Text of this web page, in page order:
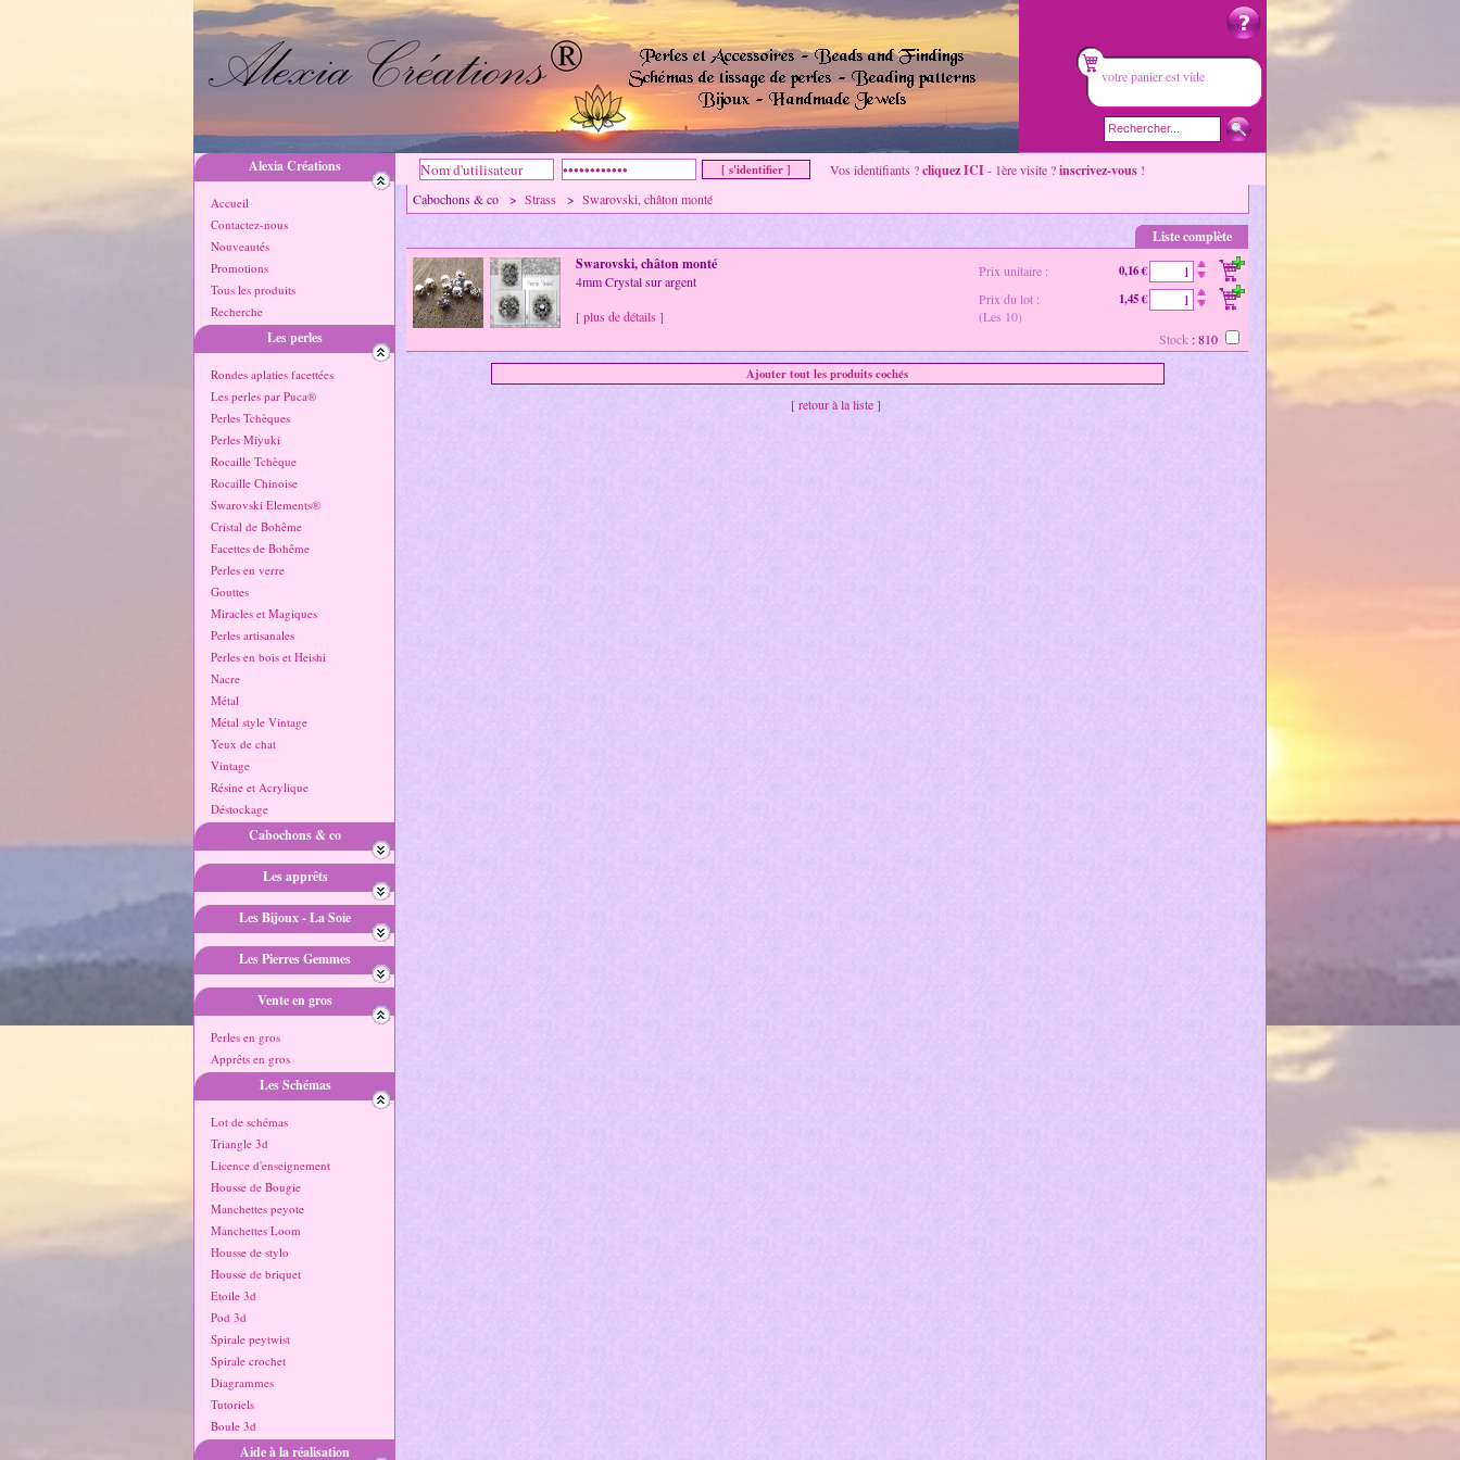
votre panier est vide
Alexia Créations
Accueil
Contactez-nous
Nouveautés
Promotions
Tous les produits
Recherche
Les perles
Rondes aplaties facettées
Les perles par Puca®
Perles Tchèques
Perles Miyuki
Rocaille Tchèque
Rocaille Chinoise
Swarovski Elements®
Cristal de Bohême
Facettes de Bohême
Perles en verre
Gouttes
Miracles et Magiques
Perles artisanales
Perles en bois et Heishi
Nacre
Métal
Métal style Vintage
Yeux de chat
Vintage
Résine et Acrylique
Déstockage
Cabochons & co
Les apprêts
Les Bijoux - La Soie
Les Pierres Gemmes
Vente en gros
Perles en gros
Apprêts en gros
Les Schémas
Lot de schémas
Triangle 3d
Licence d'enseignement
Housse de Bougie
Manchettes peyote
Manchettes Loom
Housse de stylo
Housse de briquet
Etoile 3d
Pod 3d
Spirale peytwist
Spirale crochet
Diagrammes
Tutoriels
Boule 3d
Aide à la réalisation
Vos identifiants ?cliquez ICI- 1ère visite ?inscrivez-vous !
Cabochons & co > Strass > Swarovski, châton monté
Liste complète
Swarovski, châton monté
4mm Crystal sur argent
[ plus de détails ]
Prix unitaire :
0,16 €
Prix du lot :
(Les 10)
1,45 €
Stock : 810
[ retour à la liste ]